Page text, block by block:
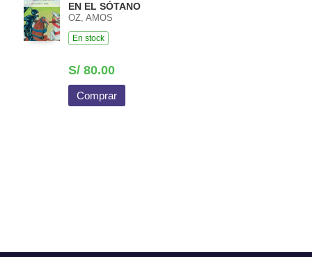
EN EL SÓTANO
OZ, AMOS
En stock
S/ 80.00
Comprar